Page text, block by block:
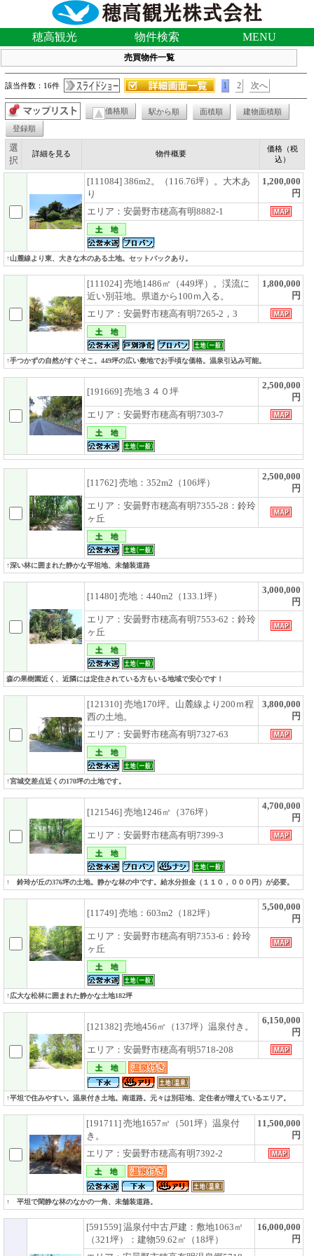
穂高観光 物件検索 MENU
売買物件一覧
該当件数：16件 1 2 次へ
価格順 駅から順 面積順 建物面積順
登録順
選
択
詳細を見る 物件概要
価格（税
込）
[111084] 386m2。（116.76坪）。大木あ
り
1,200,000
円
エリア：安曇野市穂高有明8882-1
↑山麓線より東、大きな木のある土地。セットバックあり。
[111024] 売地1486㎡（449坪）。渓流に
近い別荘地。県道から100ｍ入る。
1,800,000
円
エリア：安曇野市穂高有明7265-2，3
↑手つかずの自然がすぐそこ。449坪の広い敷地でお手頃な価格。温泉引込み可能。
[191669] 売地３４０坪
2,500,000
円
エリア：安曇野市穂高有明7303-7
[11762] 売地：352m2（106坪）
2,500,000
円
エリア：安曇野市穂高有明7355-28：鈴玲
ヶ丘
↑深い林に囲まれた静かな平坦地、未舗装道路
[11480] 売地：440m2（133.1坪）
3,000,000
円
エリア：安曇野市穂高有明7553-62：鈴玲
ヶ丘
森の果樹園近く、近隣には定住されている方もいる地域で安心です！
[121310] 売地170坪。山麓線より200ｍ程
西の土地。
3,800,000
円
エリア：安曇野市穂高有明7327-63
↑宮城交差点近くの170坪の土地です。
[121546] 売地1246㎡（376坪）
4,700,000
円
エリア：安曇野市穂高有明7399-3
↑ 鈴玲が丘の376坪の土地。静かな林の中です。給水分担金（１１０，０００円）が必要。
[11749] 売地：603m2（182坪）
5,500,000
円
エリア：安曇野市穂高有明7353-6：鈴玲
ヶ丘
↑広大な松林に囲まれた静かな土地182坪
[121382] 売地456㎡（137坪）温泉付き。
6,150,000
円
エリア：安曇野市穂高有明5718-208
↑平坦で住みやすい。温泉付き土地。南道路。元々は別荘地、定住者が増えているエリア。
[191711] 売地1657㎡（501坪）温泉付
き。
11,500,000
円
エリア：安曇野市穂高有明7392-2
↑ 平坦で閑静な林のなかの一角、未舗装道路。
[591559] 温泉付中古戸建：敷地1063㎡
（321坪）：建物59.62㎡（18坪）
16,000,000
円